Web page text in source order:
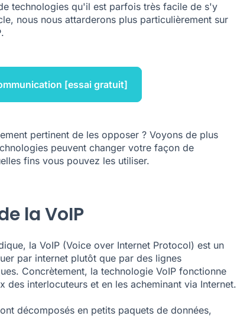
technologies qu'il est parfois très facile de s'y
nous nous attarderons plus particulièrement sur
.
[essai gratuit]
pertinent de les opposer ? Voyons de plus
peuvent changer votre façon de
fins vous pouvez les utiliser.
la VoIP
la VoIP (Voice over Internet Protocol) est un
par internet plutôt que par des lignes
Concrètement, la technologie VoIP fonctionne
des interlocuteurs et en les acheminant via Internet.
décomposés en petits paquets de données,